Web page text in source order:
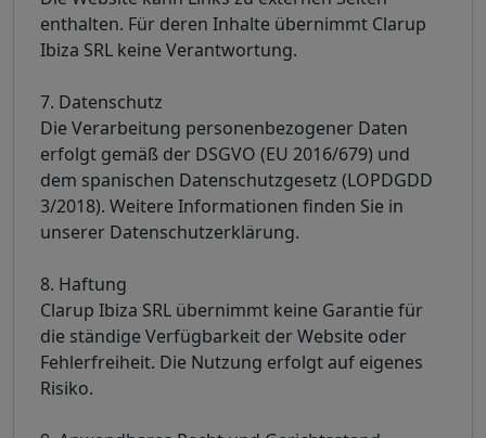
enthalten. Für deren Inhalte übernimmt Clarup
Ibiza SRL keine Verantwortung.
7. Datenschutz
Die Verarbeitung personenbezogener Daten
erfolgt gemäß der DSGVO (EU 2016/679) und
dem spanischen Datenschutzgesetz (LOPDGDD
3/2018). Weitere Informationen finden Sie in
unserer Datenschutzerklärung.
8. Haftung
Clarup Ibiza SRL übernimmt keine Garantie für
die ständige Verfügbarkeit der Website oder
Fehlerfreiheit. Die Nutzung erfolgt auf eigenes
Risiko.